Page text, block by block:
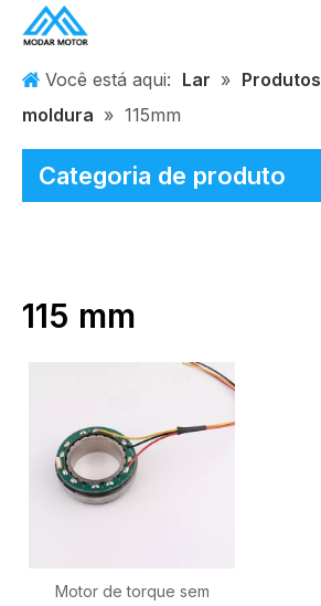
Você está aqui: Lar » Produtos
moldura » 115mm
Categoria de produto
115 mm
Motor de torque sem